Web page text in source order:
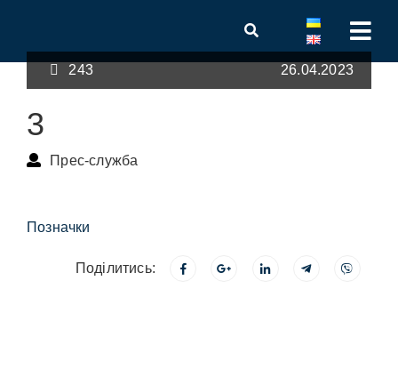
243 26.04.2023
3
Прес-служба
Позначки
Поділитись: